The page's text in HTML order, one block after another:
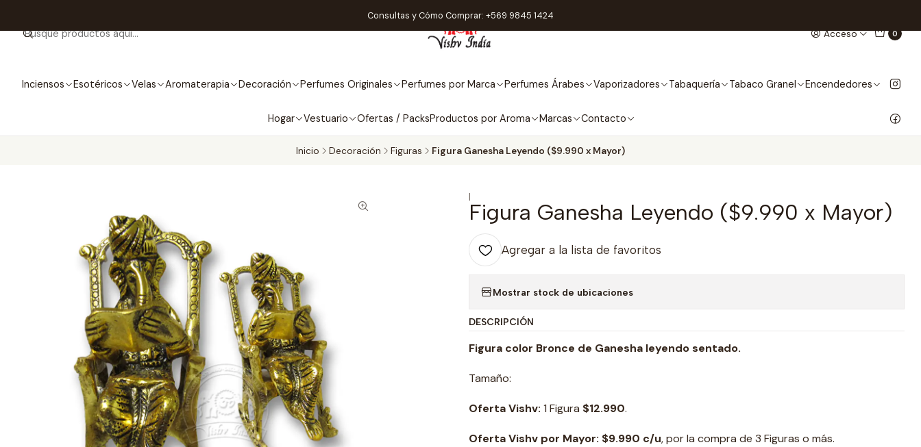
Acceso 0
Inciensos Esotéricos Velas Aromaterapia Decoración Perfumes Originales Perfumes por Marca Perfumes Árabes Vaporizadores Tabaquería Tabaco Granel Encendedores
Hogar Vestuario Ofertas / PacksProductos por Aroma Marcas Contacto
Consultas y Cómo Comprar: +569 9845 1424
Inicio Decoración Figuras Figura Ganesha Leyendo ($9.990 x Mayor)
|
Figura Ganesha Leyendo ($9.990 x Mayor)
Agregar a la lista de favoritos
Mostrar stock de ubicaciones
DESCRIPCIÓN
Figura color Bronce de Ganesha leyendo sentado.
Tamaño:
Oferta Vishv: 1 Figura $12.990.
Oferta Vishv por Mayor: $9.990 c/u, por la compra de 3 Figuras o más.